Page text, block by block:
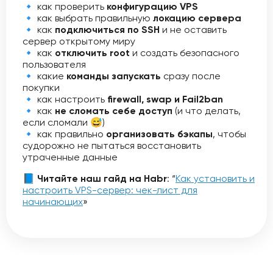
🔹 как проверить конфигурацию VPS
🔹 как выбрать правильную локацию сервера
🔹 как подключиться по SSH и не оставить
сервер открытому миру
🔹 как отключить root и создать безопасного
пользователя
🔹 какие команды запускать сразу после
покупки
🔹 как настроить firewall, swap и Fail2ban
🔹 как не сломать себе доступ (и что делать,
если сломали 😅)
🔹 как правильно организовать бэкапы, чтобы
судорожно не пытаться восстановить
утраченные данные
📘 Читайте наш гайд на Habr: “Как установить и
настроить VPS-сервер: чек-лист для
начинающих»